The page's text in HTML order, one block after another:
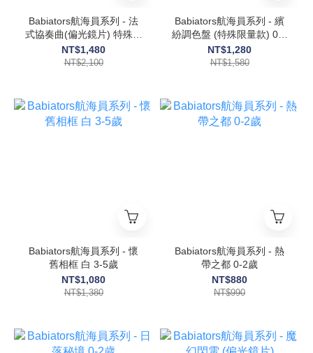
Babiators航海員系列 - 法
式協奏曲(偏光鏡片) 特殊限
量玳瑁花紋款
NT$1,480
NT$2,100
Babiators航海員系列 - 繽
紛調色盤 (特殊限量款) 0-2
歲
NT$1,280
NT$1,580
Babiators航海員系列 - 懷
舊相框 白 3-5歲
NT$1,080
NT$1,380
Babiators航海員系列 - 熱
帶之都 0-2歲
NT$880
NT$990